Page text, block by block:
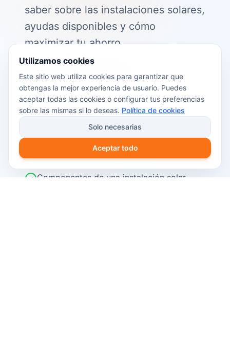
saber sobre las instalaciones solares,
ayudas disponibles y cómo
maximizar tu ahorro.
📖 Contenido de la guía:
Cómo funciona el autoconsumo
fotovoltaico
Ayudas y subvenciones disponibles en
2026
Cálculo del retorno de inversión
Componentes de una instalación solar
Utilizamos cookies
Este sitio web utiliza cookies para garantizar que
obtengas la mejor experiencia de usuario. Puedes
aceptar todas las cookies o configurar tus preferencias
sobre las mismas si lo deseas. Política de cookies
Solo necesarias
Aceptar todo